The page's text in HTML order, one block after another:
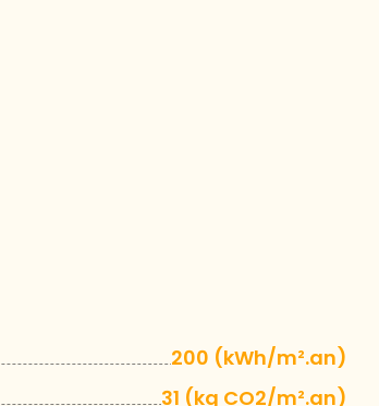
200 (kWh/m².an)
31 (kg CO2/m².an)